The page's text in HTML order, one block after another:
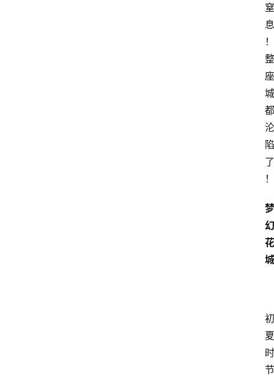
窒
息
！
整
座
城
都
沦
陷
了
！
梦
幻
花
城
初
夏
时
节